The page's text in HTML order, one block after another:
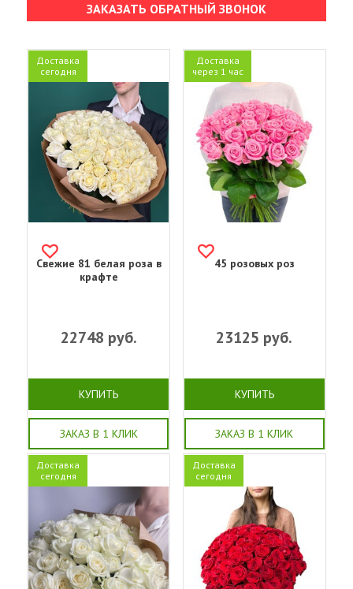
ЗАКАЗАТЬ ОБРАТНЫЙ ЗВОНОК
Доставка
сегодня
Свежие 81 белая роза в
крафте
22748 руб.
КУПИТЬ
ЗАКАЗ В 1 КЛИК
Доставка
через 1 час
45 розовых роз
23125 руб.
КУПИТЬ
ЗАКАЗ В 1 КЛИК
Доставка
сегодня
Доставка
сегодня